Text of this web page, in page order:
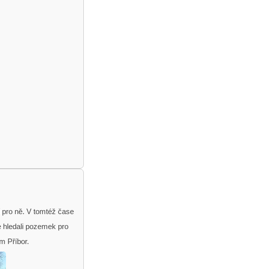
ně. V tomtéž čase
pozemek pro
Příbor.